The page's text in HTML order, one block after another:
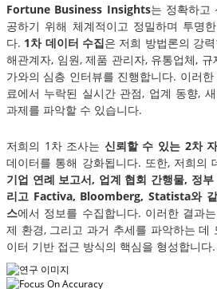
Fortune Business Insights는 정확하고
공하기 위해 체계적이고 정밀하며 투명
다. 1차 데이터 수집은 저희 방법론의 강
해관계자, 임원, 제품 관리자, 유통업체,
가와의 심층 인터뷰를 진행합니다. 이러
료에서 누락된 실시간 관점, 업계 동향,
과제를 파악할 수 있습니다.
저희의 1차 조사는 신뢰할 수 있는 2차
데이터를 통해 강화됩니다. 또한, 저희의
기업 연례 보고서, 업계 협회 간행물, 정
리고 Factiva, Bloomberg, Statista와
스에서 정보를 수집합니다. 이러한 결과
제 환경, 그리고 과거 추세를 파악하는 데
이터 기반 접근 방식의 핵심을 형성합니다.